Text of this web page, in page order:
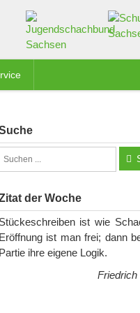
der Woche
Stückeschreiben ist wie
Eröffnung ist man frei; dann
Partie ihre eigene Logik.